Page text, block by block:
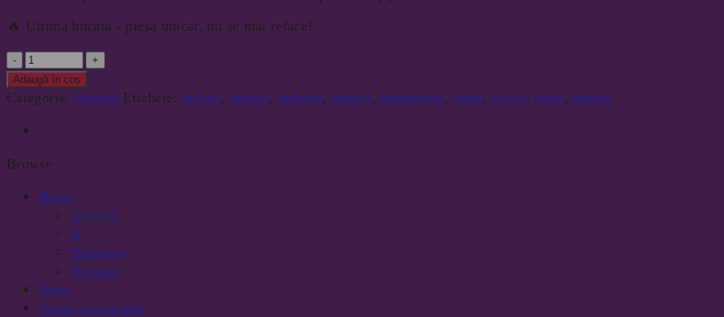
🔥 Ultima bucata - piesa unicat, nu se mai reface!
Cantitate
Adaugă în coș
Categorie: Sacouri Etichete:bolero, design, fashion, femeie, handmade, maro, sacou, scurt, unicat
Browse
Bluze
Camasi
II
Pulovere
Tricouri
Fuste
Genti si accesorii